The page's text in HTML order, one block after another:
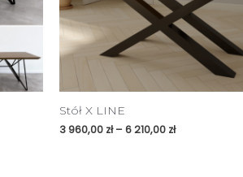
Stół X LINE
3 960,00 zł– 6 210,00 zł